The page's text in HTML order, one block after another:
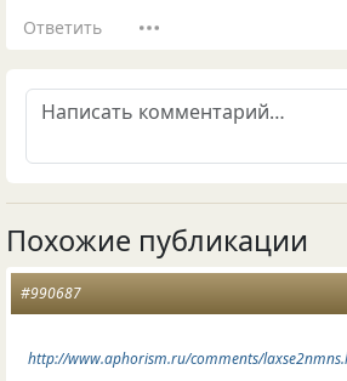
Ответить
Похожие публикации
#990687
http://www.aphorism.ru/comments/